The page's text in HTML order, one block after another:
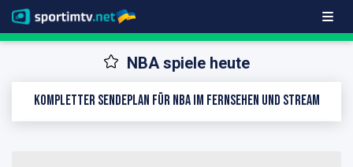
NBA spiele heute
Kompletter Sendeplan für NBA im Fernsehen und Stream